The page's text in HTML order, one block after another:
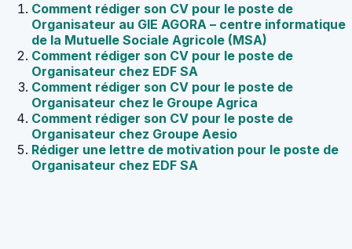
Comment rédiger son CV pour le poste de
Organisateur au GIE AGORA – centre informatique
de la Mutuelle Sociale Agricole (MSA)
Comment rédiger son CV pour le poste de
Organisateur chez EDF SA
Comment rédiger son CV pour le poste de
Organisateur chez le Groupe Agrica
Comment rédiger son CV pour le poste de
Organisateur chez Groupe Aesio
Rédiger une lettre de motivation pour le poste de
Organisateur chez EDF SA